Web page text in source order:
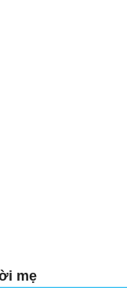
mẹ